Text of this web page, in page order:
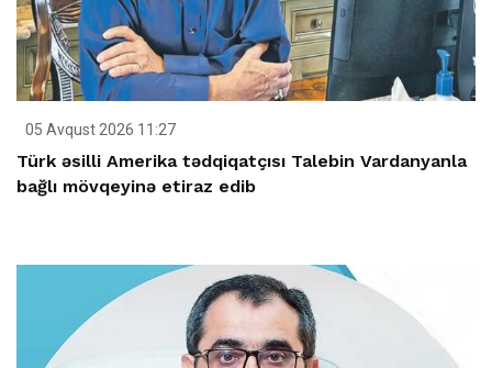
05 Avqust 2026 11:27
Türk əsilli Amerika tədqiqatçısı Talebin Vardanyanla
bağlı mövqeyinə etiraz edib